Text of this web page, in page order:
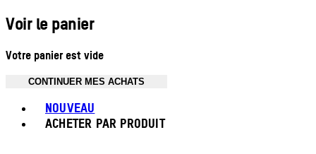
Voir le panier
Votre panier est vide
CONTINUER MES ACHATS
NOUVEAU
ACHETER PAR PRODUIT